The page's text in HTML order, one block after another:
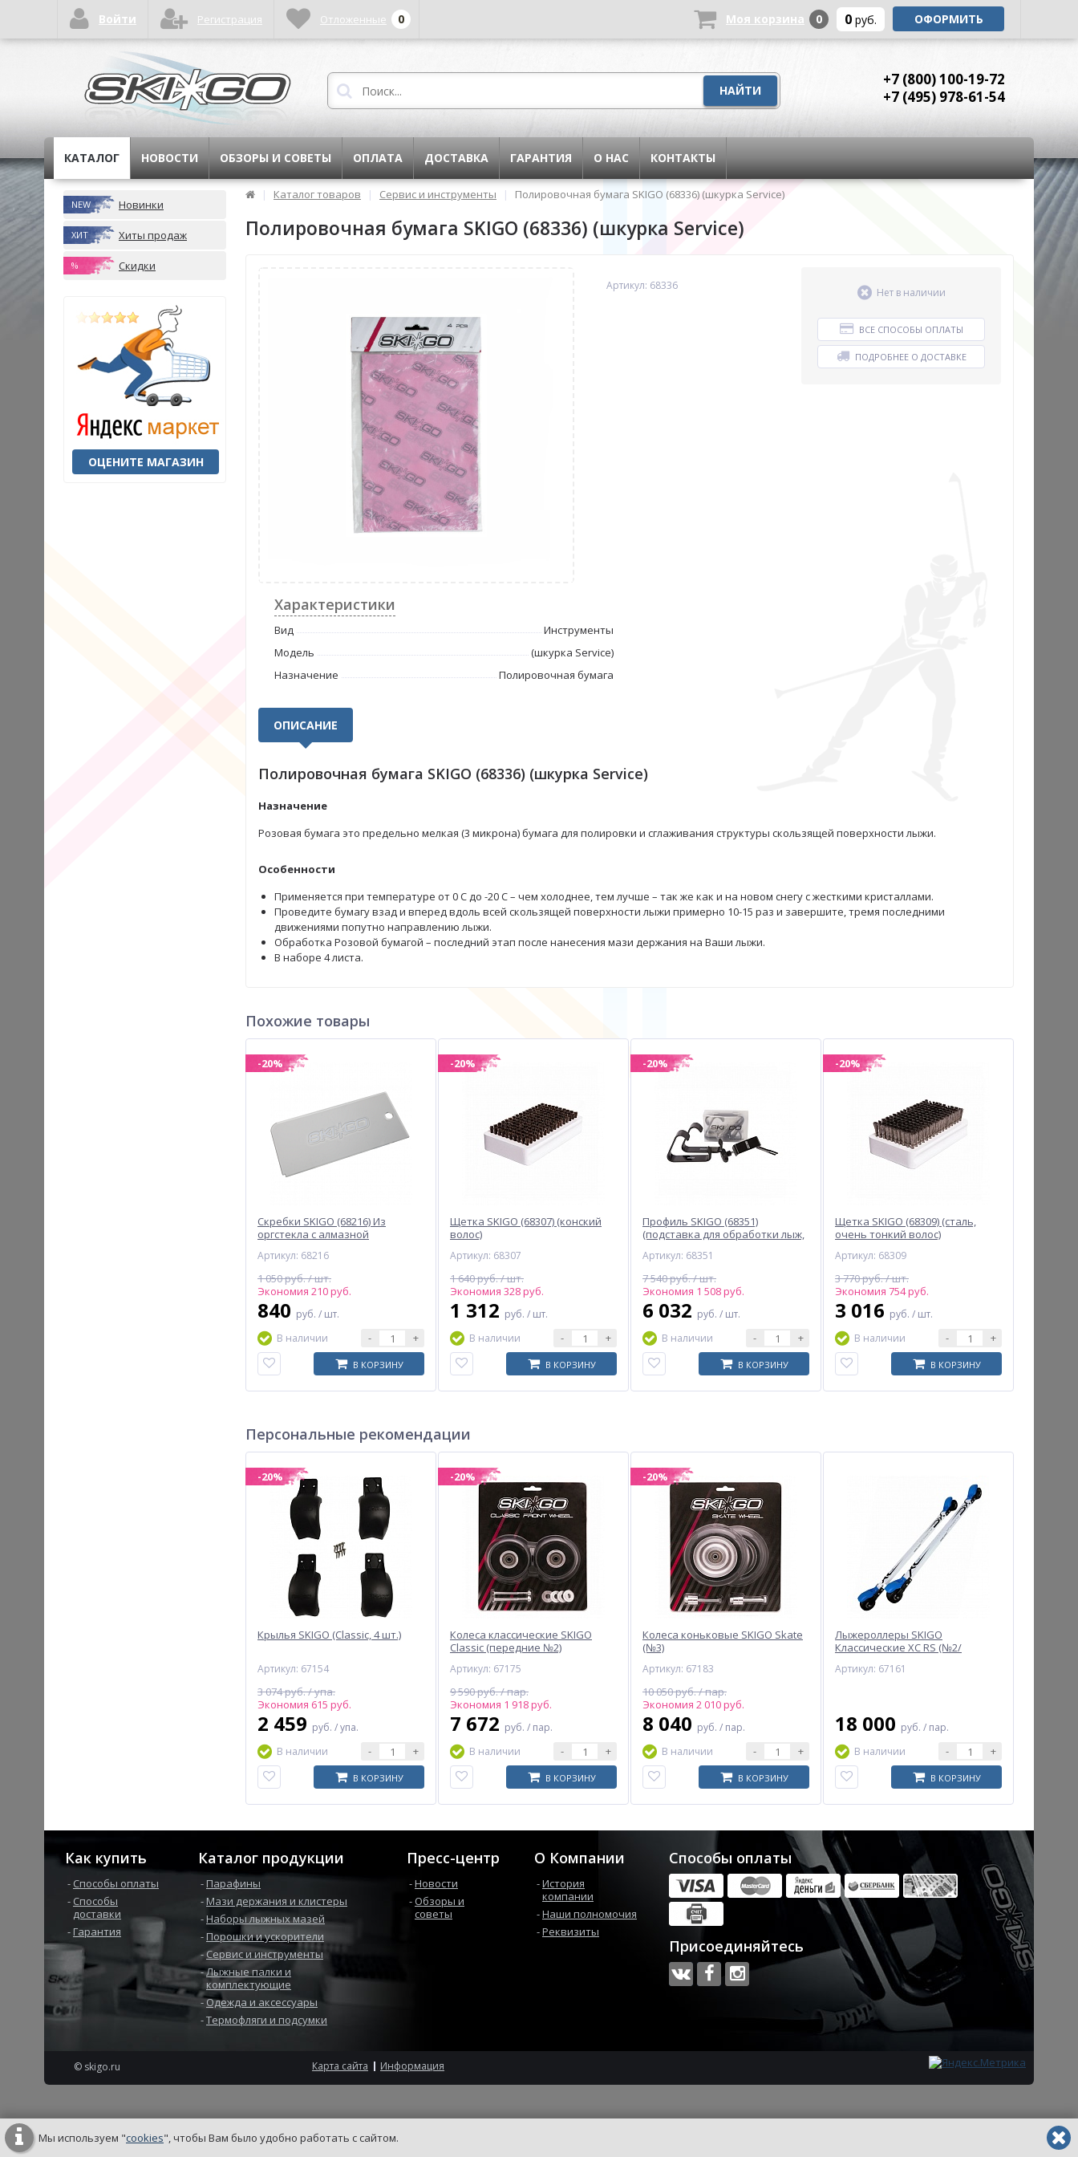
+7 (800) 100-19-72
+7 (495) 978-61-54
КАТАЛОГ НОВОСТИ ОБЗОРЫ И СОВЕТЫ ОПЛАТА ДОСТАВКА ГАРАНТИЯ О НАС КОНТАКТЫ
NEW Новинки
ХИТ Хиты продаж
% Скидки
ОЦЕНИТЕ МАГАЗИН
| Каталог товаров | Сервис и инструменты | Полировочная бумага SKIGO (68336) (шкурка Service)
Полировочная бумага SKIGO (68336) (шкурка Service)
Артикул: 68336
Нет в наличии
ВСЕ СПОСОБЫ ОПЛАТЫ
ПОДРОБНЕЕ О ДОСТАВКЕ
Характеристики
Вид
Инструменты
Модель
(шкурка Service)
Назначение
Полировочная бумага
ОПИСАНИЕ
Полировочная бумага SKIGO (68336) (шкурка Service)
Назначение
Розовая бумага это предельно мелкая (3 микрона) бумага для полировки и сглаживания структуры скользящей поверхности лыжи.
Особенности
Применяется при температуре от 0 С до -20 С – чем холоднее, тем лучше – так же как и на новом снегу с жесткими кристаллами.
Проведите бумагу взад и вперед вдоль всей скользящей поверхности лыжи примерно 10-15 раз и завершите, тремя последними
движениями попутно направлению лыжи.
Обработка Розовой бумагой – последний этап после нанесения мази держания на Ваши лыжи.
В наборе 4 листа.
Похожие товары
-20%
Скребки SKIGO (68216) Из
оргстекла с алмазной
Артикул: 68216
1 050 руб. / шт.
Экономия 210 руб.
840 руб. / шт.
В наличии
- +
В КОРЗИНУ
-20%
Щетка SKIGO (68307) (конский
волос)
Артикул: 68307
1 640 руб. / шт.
Экономия 328 руб.
1 312 руб. / шт.
В наличии
- +
В КОРЗИНУ
-20%
Профиль SKIGO (68351)
(подставка для обработки лыж,
Артикул: 68351
7 540 руб. / шт.
Экономия 1 508 руб.
6 032 руб. / шт.
В наличии
- +
В КОРЗИНУ
-20%
Щетка SKIGO (68309) (сталь,
очень тонкий волос)
Артикул: 68309
3 770 руб. / шт.
Экономия 754 руб.
3 016 руб. / шт.
В наличии
- +
В КОРЗИНУ
Персональные рекомендации
-20%
Крылья SKIGO (Classic, 4 шт.)
Артикул: 67154
3 074 руб. / упа.
Экономия 615 руб.
2 459 руб. / упа.
В наличии
- +
В КОРЗИНУ
-20%
Колеса классические SKIGO
Classic (передние №2)
Артикул: 67175
9 590 руб. / пар.
Экономия 1 918 руб.
7 672 руб. / пар.
В наличии
- +
В КОРЗИНУ
-20%
Колеса коньковые SKIGO Skate
(№3)
Артикул: 67183
10 050 руб. / пар.
Экономия 2 010 руб.
8 040 руб. / пар.
В наличии
- +
В КОРЗИНУ
Лыжероллеры SKIGO
Классические XC RS (№2/
Артикул: 67161
18 000 руб. / пар.
В наличии
- +
В КОРЗИНУ
Как купить
Способы оплаты
Способы
доставки
Гарантия
Каталог продукции
Парафины
Мази держания и клистеры
Наборы лыжных мазей
Порошки и ускорители
Сервис и инструменты
Лыжные палки и
комплектующие
Одежда и аксессуары
Термофляги и подсумки
Пресс-центр
Новости
Обзоры и
советы
О Компании
История
компании
Наши полномочия
Реквизиты
Способы оплаты
Присоединяйтесь
Войти Регистрация Отложенные 0 Моя корзина 0 0 руб. ОФОРМИТЬ
© skigo.ru Карта сайта Информация
Мы используем "cookies", чтобы Вам было удобно работать с сайтом.